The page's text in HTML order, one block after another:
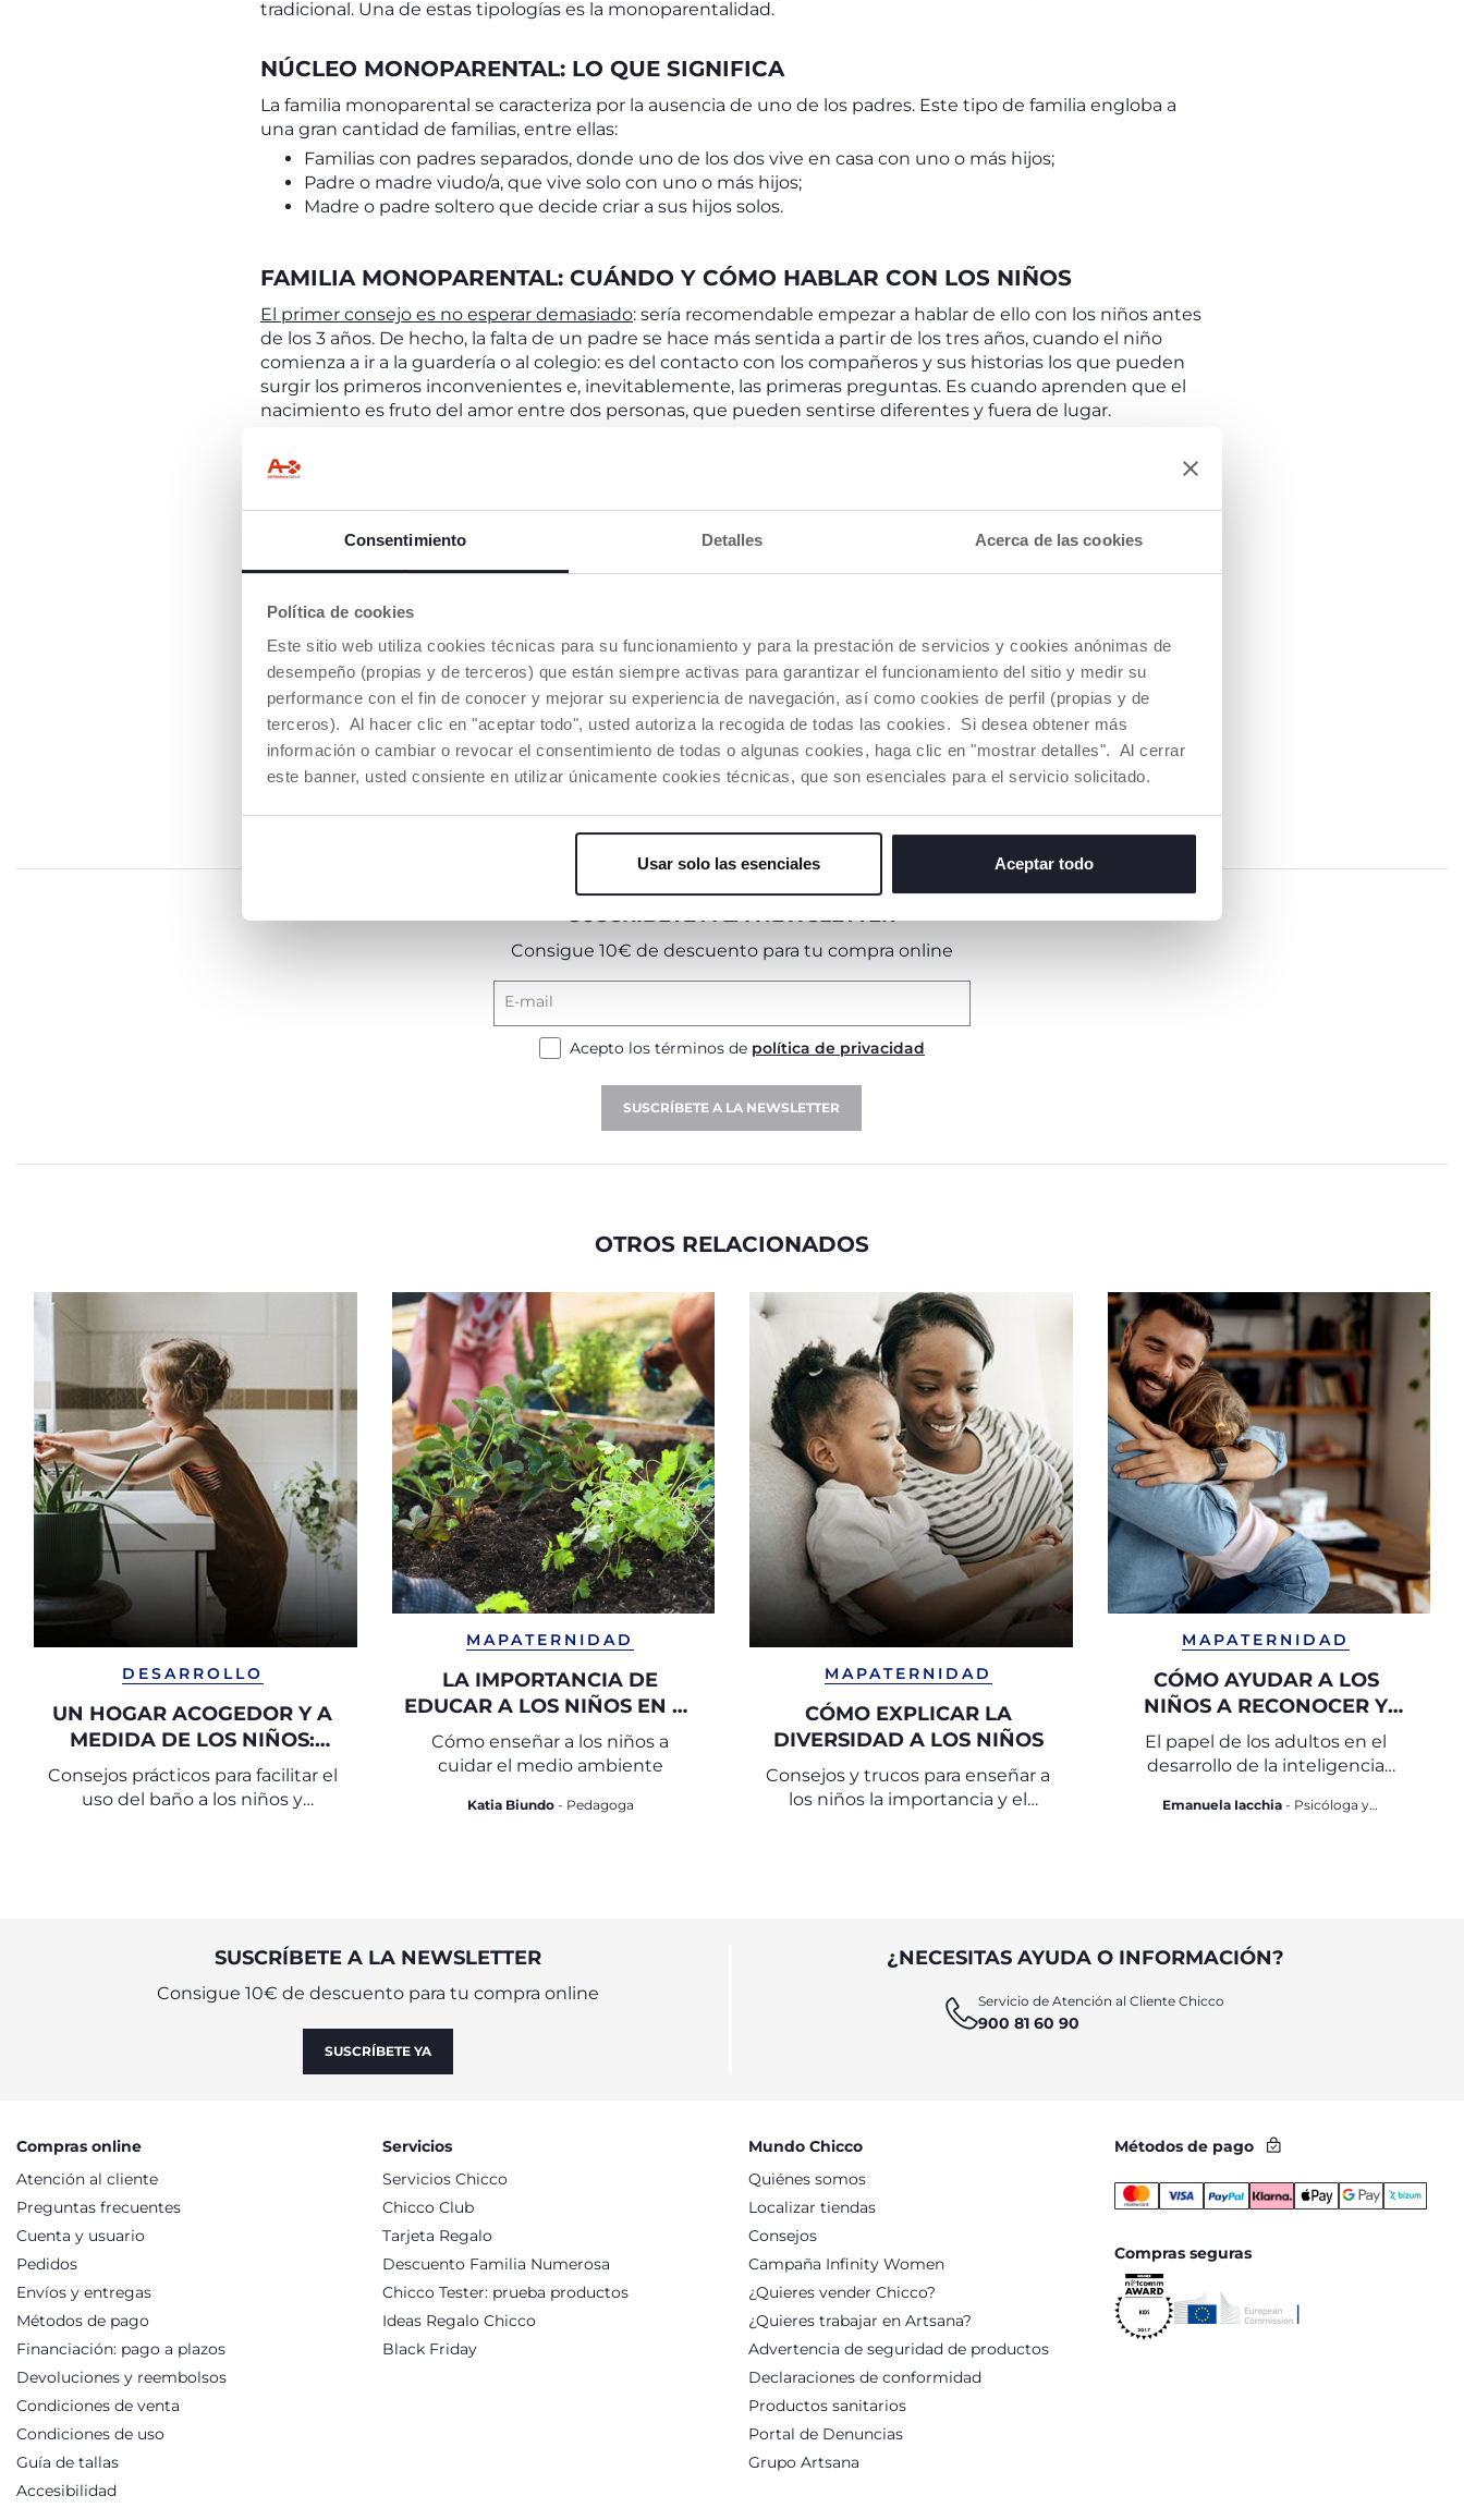
Consentimiento Detalles Acerca de las cookies
Política de cookies
Este sitio web utiliza cookies técnicas para su funcionamiento y para la prestación de servicios y cookies anónimas de
desempeño (propias y de terceros) que están siempre activas para garantizar el funcionamiento del sitio y medir su
performance con el fin de conocer y mejorar su experiencia de navegación, así como cookies de perfil (propias y de
terceros). Al hacer clic en "aceptar todo", usted autoriza la recogida de todas las cookies. Si desea obtener más
información o cambiar o revocar el consentimiento de todas o algunas cookies, haga clic en "mostrar detalles". Al cerrar
este banner, usted consiente en utilizar únicamente cookies técnicas, que son esenciales para el servicio solicitado.
Usar solo las esenciales Aceptar todo
tradicional. Una de estas tipologías es la monoparentalidad.
NÚCLEO MONOPARENTAL: LO QUE SIGNIFICA
La familia monoparental se caracteriza por la ausencia de uno de los padres. Este tipo de familia engloba a
una gran cantidad de familias, entre ellas:
Familias con padres separados, donde uno de los dos vive en casa con uno o más hijos;
Padre o madre viudo/a, que vive solo con uno o más hijos;
Madre o padre soltero que decide criar a sus hijos solos.
FAMILIA MONOPARENTAL: CUÁNDO Y CÓMO HABLAR CON LOS NIÑOS
El primer consejo es no esperar demasiado: sería recomendable empezar a hablar de ello con los niños antes
de los 3 años. De hecho, la falta de un padre se hace más sentida a partir de los tres años, cuando el niño
comienza a ir a la guardería o al colegio: es del contacto con los compañeros y sus historias los que pueden
surgir los primeros inconvenientes e, inevitablemente, las primeras preguntas. Es cuando aprenden que el
nacimiento es fruto del amor entre dos personas, que pueden sentirse diferentes y fuera de lugar.
madre puede haber subido al cielo porque estaba muy enferma, un padre puede no estar cerca, o que no
monoparental le quiere mucho. Los niños tienen derecho a crecer en paz incluso sin un padre o una madre,
y se ha demostrado que los niños crecen igual de bien si están rodeados de relaciones llenas de afecto.
compromiso solo, por elección o por necesidad, no es fácil y la única forma de hacerlo es no aislarse. En la
medida de lo posible, la apertura al exterior es una primera condición de estabilidad que reduce el riesgo de
sufrimiento del niño, tanto en lo inmediato como en el futuro. Una investigación realizada en Estados
Unidos con 1.700 niños de siete años no encontró diferencias en el rendimiento académico y el
comportamiento entre los niños criados por un solo padre y los que viven con ambos, siempre que la
microfamilia mantuviera relaciones con otros núcleos sociales, familiares o amigos, y que el padre/madre
siempre en la cama de forma sobreprotectora o cargándole de responsabilidades.
SUSCRÍBETE A LA NEWSLETTER
Consigue 10€ de descuento para tu compra online
E-mail
Acepto los términos de política de privacidad
SUSCRÍBETE A LA NEWSLETTER
OTROS RELACIONADOS
DESARROLLO
UN HOGAR ACOGEDOR Y A
MEDIDA DE LOS NIÑOS:
CÓMO ORGANIZAR EL
BAÑO
Consejos prácticos para facilitar el
uso del baño a los niños y
MAPATERNIDAD
LA IMPORTANCIA DE
EDUCAR A LOS NIÑOS EN EL
AMOR Y RESPETO POR EL
MEDIO AMBIENTE
Cómo enseñar a los niños a
cuidar el medio ambiente
Katia Biundo - Pedagoga
MAPATERNIDAD
CÓMO EXPLICAR LA
DIVERSIDAD A LOS NIÑOS
Consejos y trucos para enseñar a
los niños la importancia y el
MAPATERNIDAD
CÓMO AYUDAR A LOS
NIÑOS A RECONOCER Y
EXPRESAR SUS EMOCIONES
El papel de los adultos en el
desarrollo de la inteligencia
Emanuela Iacchia - Psicóloga y
SUSCRÍBETE A LA NEWSLETTER
Consigue 10€ de descuento para tu compra online
SUSCRÍBETE YA
¿NECESITAS AYUDA O INFORMACIÓN?
Servicio de Atención al Cliente Chicco
900 81 60 90
Compras online
Atención al cliente
Preguntas frecuentes
Cuenta y usuario
Pedidos
Envíos y entregas
Métodos de pago
Financiación: pago a plazos
Devoluciones y reembolsos
Condiciones de venta
Condiciones de uso
Guía de tallas
Accesibilidad
Servicios
Servicios Chicco
Chicco Club
Tarjeta Regalo
Descuento Familia Numerosa
Chicco Tester: prueba productos
Ideas Regalo Chicco
Black Friday
Mundo Chicco
Quiénes somos
Localizar tiendas
Consejos
Campaña Infinity Women
¿Quieres vender Chicco?
¿Quieres trabajar en Artsana?
Advertencia de seguridad de productos
Declaraciones de conformidad
Productos sanitarios
Portal de Denuncias
Grupo Artsana
Métodos de pago
Compras seguras